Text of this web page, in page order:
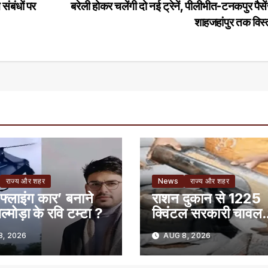
बरेली होकर चलेंगी दो नई ट्रेनें, पीलीभीत-टनकपुर
शाहजहांपुर तक
संबंधों पर
राज्य और शहर
कार’ बनाने
के रवि टम्टा ?
2026
News राज्य और शहर
राशन दुकान से 1225
क्विंटल सरकारी चावल
गायब, 50 लाख का
AUG 8, 2026